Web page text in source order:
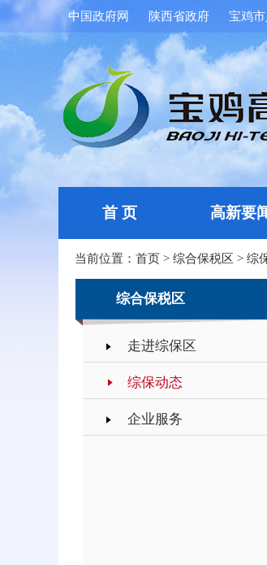
中国政府网 陕西省政府 宝鸡
首 页 高新要
当前位置： 首页 > 综合保税区 > 综
综合保税区
走进综保区
综保动态
企业服务